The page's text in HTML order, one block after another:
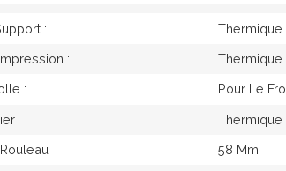
:
: Thermique
: Pour Le
58 Mm